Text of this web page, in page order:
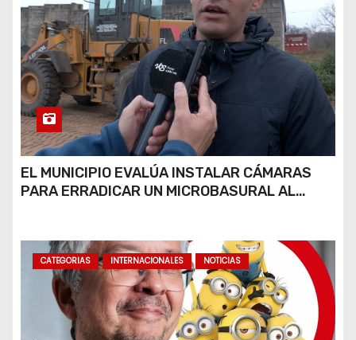
EL MUNICIPIO EVALÚA INSTALAR CÁMARAS
PARA ERRADICAR UN MICROBASURAL AL
CATEGORIAS INTERNACIONALES NOTICIAS